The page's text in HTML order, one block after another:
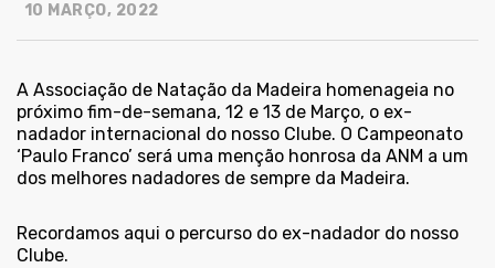
10 MARÇO, 2022
A Associação de Natação da Madeira homenageia no
próximo fim-de-semana, 12 e 13 de Março, o ex-
nadador internacional do nosso Clube. O Campeonato
‘Paulo Franco’ será uma menção honrosa da ANM a um
dos melhores nadadores de sempre da Madeira.
Recordamos aqui o percurso do ex-nadador do nosso
Clube.